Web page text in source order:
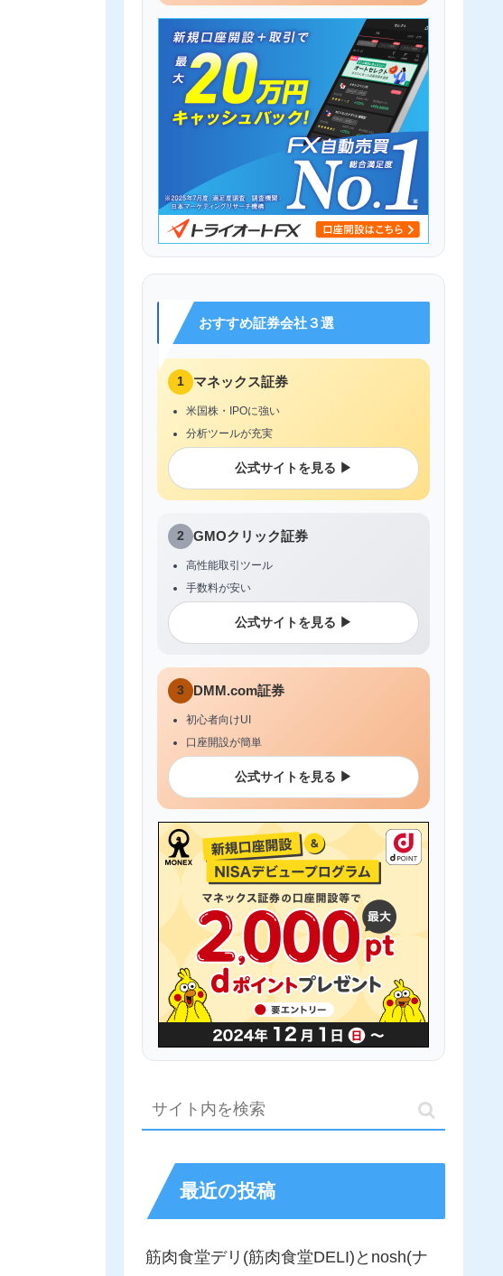
おすすめ証券会社３選
1 マネックス証券
米国株・IPOに強い
分析ツールが充実
公式サイトを見る ▶
2 GMOクリック証券
高性能取引ツール
手数料が安い
公式サイトを見る ▶
3 DMM.com証券
初心者向けUI
口座開設が簡単
公式サイトを見る ▶
最近の投稿
筋肉食堂デリ(筋肉食堂DELI)とnosh(ナ